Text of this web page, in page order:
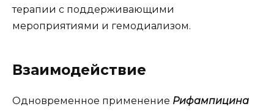
терапии с поддерживающими
мероприятиями и гемодиализом.
Взаимодействие
Одновременное применение Рифампицина